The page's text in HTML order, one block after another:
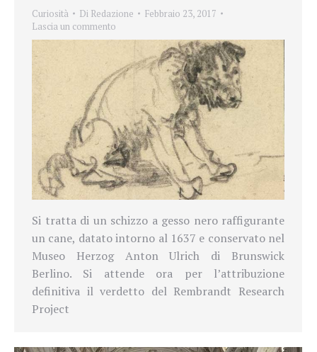
Curiosità Di Redazione
Febbraio 23, 2017
Lascia un commento
Si tratta di un schizzo a gesso nero raffigurante
un cane, datato intorno al 1637 e conservato nel
Museo Herzog Anton Ulrich di Brunswick
Berlino. Si attende ora per l’attribuzione
definitiva il verdetto del Rembrandt Research
Project